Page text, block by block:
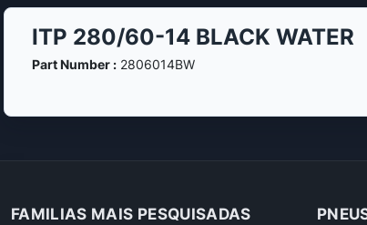
ITP 280/60-14 BLACK WATER
Part Number :2806014BW
FAMILIAS MAIS PESQUISADAS